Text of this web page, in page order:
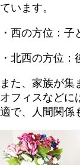
ています。
・西の方位：子
・北西の方位：
また、家族が集
オフィスなどに
適で、人間関係